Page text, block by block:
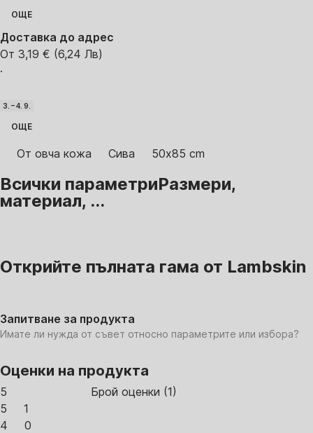
ОЩЕ
Доставка до адрес
От 3,19 € (6,24 Лв)
·
3. – 4. 9.
ОЩЕ
От овча кожа Сива 50x85 cm
Всички параметриРазмери,
материал, ...
Открийте пълната гама от Lambskin
Запитване за продукта
Имате ли нужда от съвет относно параметрите или избора?
Оценки на продукта
5 Брой оценки (1)
5
1
4
0